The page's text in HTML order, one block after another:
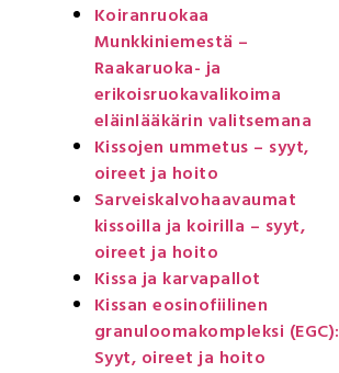
Koiranruokaa
Munkkiniemestä –
Raakaruoka- ja
erikoisruokavalikoima
eläinlääkärin valitsemana
Kissojen ummetus – syyt,
oireet ja hoito
Sarveiskalvohaavaumat
kissoilla ja koirilla – syyt,
oireet ja hoito
Kissa ja karvapallot
Kissan eosinofiilinen
granuloomakompleksi (EGC):
Syyt, oireet ja hoito